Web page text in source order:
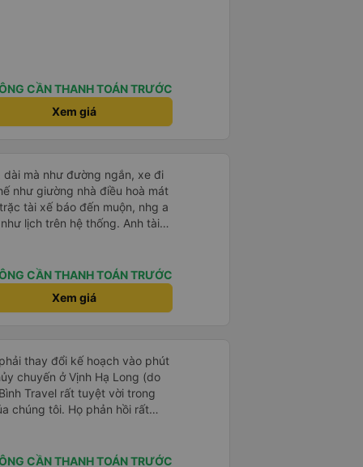
CẦN THANH TOÁN TRƯỚC
Xem giá
mà như đường ngắn, xe đi
như giường nhà điều hoà mát
tài xế báo đến muộn, nhg a
lịch trên hệ thống. Anh tài
tình, trời mưa gió đã chở bọn
gặp lại a ạ.
CẦN THANH TOÁN TRƯỚC
Xem giá
thay đổi kế hoạch vào phút
chuyến ở Vịnh Hạ Long (do
Travel rất tuyệt vời trong
chúng tôi. Họ phản hồi rất
tôi qua WhatsApp. Chúng
CẦN THANH TOÁN TRƯỚC